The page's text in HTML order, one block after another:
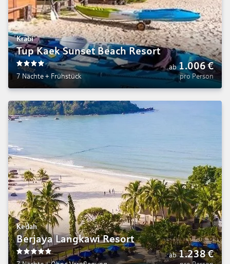
Krabi
Tup Kaek Sunset Beach Resort
4
7 Nächte + Frühstück
ab 1.006€
pro Person
Kedah
Berjaya Langkawi Resort
5
ab 1.238€